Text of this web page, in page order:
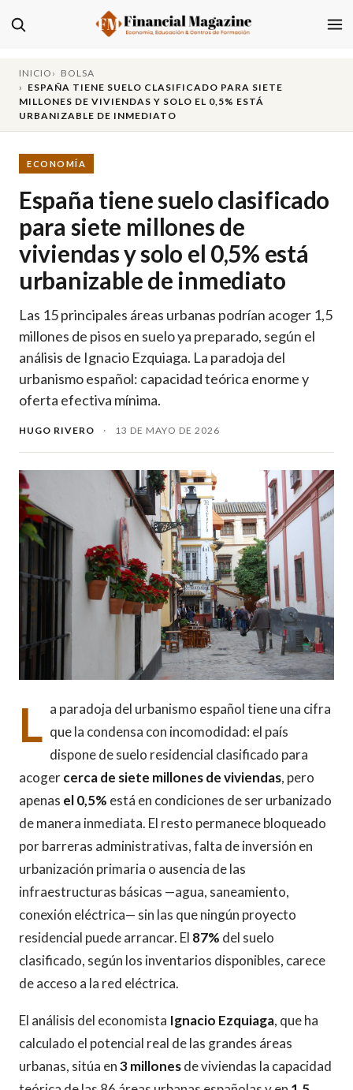
INICIO
BOLSA
ESPAÑA TIENE SUELO CLASIFICADO PARA SIETE
MILLONES DE VIVIENDAS Y SOLO EL 0,5% ESTÁ
URBANIZABLE DE INMEDIATO
ECONOMÍA
España tiene suelo clasificado
para siete millones de
viviendas y solo el 0,5% está
urbanizable de inmediato
Las 15 principales áreas urbanas podrían acoger 1,5
millones de pisos en suelo ya preparado, según el
análisis de Ignacio Ezquiaga. La paradoja del
urbanismo español: capacidad teórica enorme y
oferta efectiva mínima.
HUGO RIVERO · 13 DE MAYO DE 2026
L a paradoja del urbanismo español tiene una cifra
que la condensa con incomodidad: el país
dispone de suelo residencial clasificado para
acogercerca de siete millones de viviendas, pero
apenas el 0,5% está en condiciones de ser urbanizado
de manera inmediata. El resto permanece bloqueado
por barreras administrativas, falta de inversión en
urbanización primaria o ausencia de las
infraestructuras básicas —agua, saneamiento,
conexión eléctrica— sin las que ningún proyecto
residencial puede arrancar. El 87% del suelo
clasificado, según los inventarios disponibles, carece
de acceso a la red eléctrica.
El análisis del economista Ignacio Ezquiaga, que ha
calculado el potencial real de las grandes áreas
urbanas, sitúa en3 millonesde viviendas la capacidad